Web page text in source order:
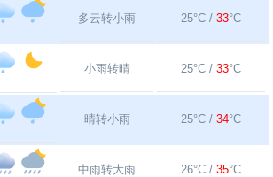
多云转小雨 25°C / 33°C
小雨转晴 25°C / 33°C
晴转小雨 25°C / 34°C
中雨转大雨 26°C / 35°C